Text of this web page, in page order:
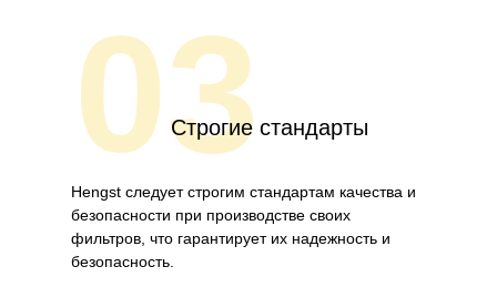
03Строгие стандарты
Hengst следует строгим стандартам качества и
безопасности при производстве своих
фильтров, что гарантирует их надежность и
безопасность.